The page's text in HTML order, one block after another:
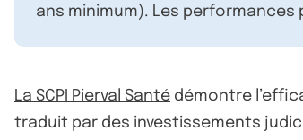
ans minimum). Les
La SCPI Pierval Santé démontre
traduit par des investissements